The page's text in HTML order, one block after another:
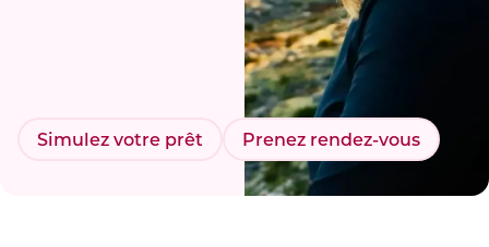
Simulez votre prêt Prenez rendez-vous